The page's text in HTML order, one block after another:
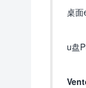
桌面
u盘